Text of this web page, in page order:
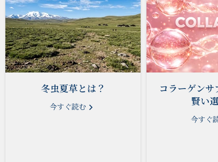
冬虫夏草とは？
今すぐ読む
コラーゲン
賢い
今すぐ